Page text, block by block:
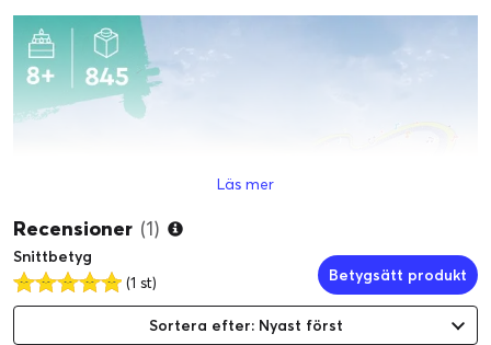
Läs mer
Recensioner (1)
Snittbetyg
(1 st)
Betygsätt produkt
Sortera efter: Nyast först